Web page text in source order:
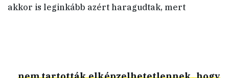
akkor is leginkább azért haragudtak, mert